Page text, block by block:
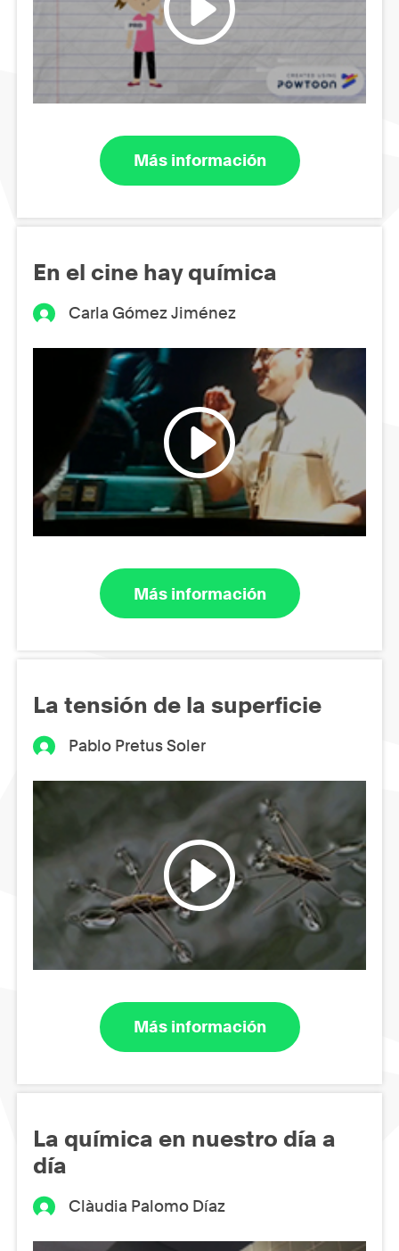
Más información
En el cine hay química
Carla Gómez Jiménez
Más información
La tensión de la superficie
Pablo Pretus Soler
Más información
La química en nuestro día a
día
Clàudia Palomo Díaz